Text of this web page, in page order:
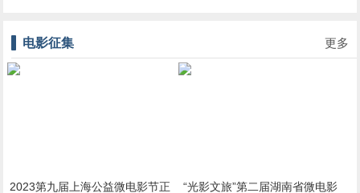
电影征集 更多
2023第九届上海公益微电影节正
“光影文旅”第二届湖南省微电影